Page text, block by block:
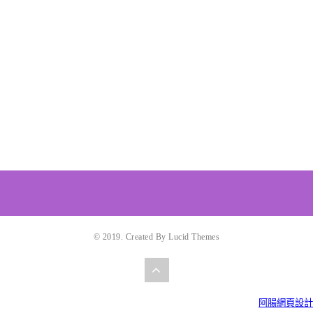
© 2019. Created By Lucid Themes
阿腸網頁設計